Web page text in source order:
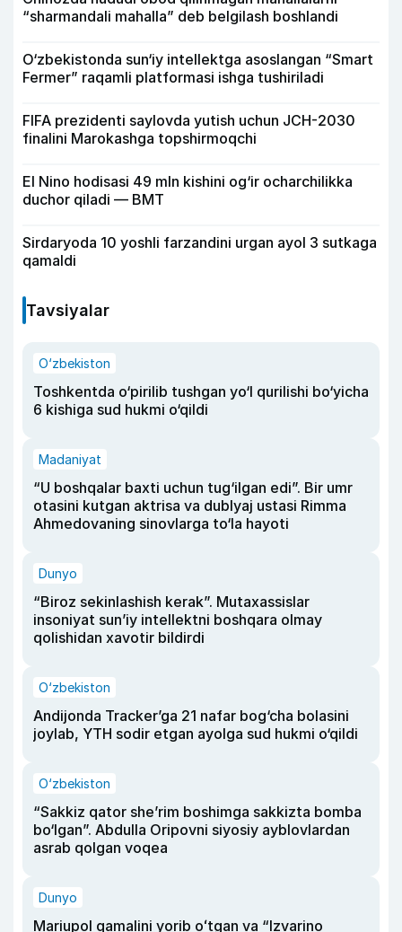
“sharmandali mahalla” deb belgilash boshlandi
O‘zbekistonda sun‘iy intellektga asoslangan “Smart
Fermer” raqamli platformasi ishga tushiriladi
FIFA prezidenti saylovda yutish uchun JCH-2030
finalini Marokashga topshirmoqchi
El Nino hodisasi 49 mln kishini og‘ir ocharchilikka
duchor qiladi — BMT
Sirdaryoda 10 yoshli farzandini urgan ayol 3 sutkaga
qamaldi
Tavsiyalar
O‘zbekiston
Toshkentda o‘pirilib tushgan yo‘l qurilishi bo‘yicha
6 kishiga sud hukmi o‘qildi
Madaniyat
“U boshqalar baxti uchun tug‘ilgan edi”. Bir umr
otasini kutgan aktrisa va dublyaj ustasi Rimma
Ahmedovaning sinovlarga to‘la hayoti
Dunyo
“Biroz sekinlashish kerak”. Mutaxassislar
insoniyat sun’iy intellektni boshqara olmay
qolishidan xavotir bildirdi
O‘zbekiston
Andijonda Tracker’ga 21 nafar bog‘cha bolasini
joylab, YTH sodir etgan ayolga sud hukmi o‘qildi
O‘zbekiston
“Sakkiz qator she’rim boshimga sakkizta bomba
bo‘lgan”. Abdulla Oripovni siyosiy ayblovlardan
asrab qolgan voqea
Dunyo
Mariupol qamalini yorib oʻtgan va “Izvarino